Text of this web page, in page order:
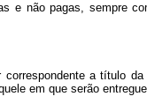
pagas, sempre
a título da
em que serão